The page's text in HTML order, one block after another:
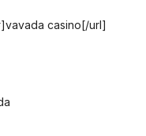
casino[/url]